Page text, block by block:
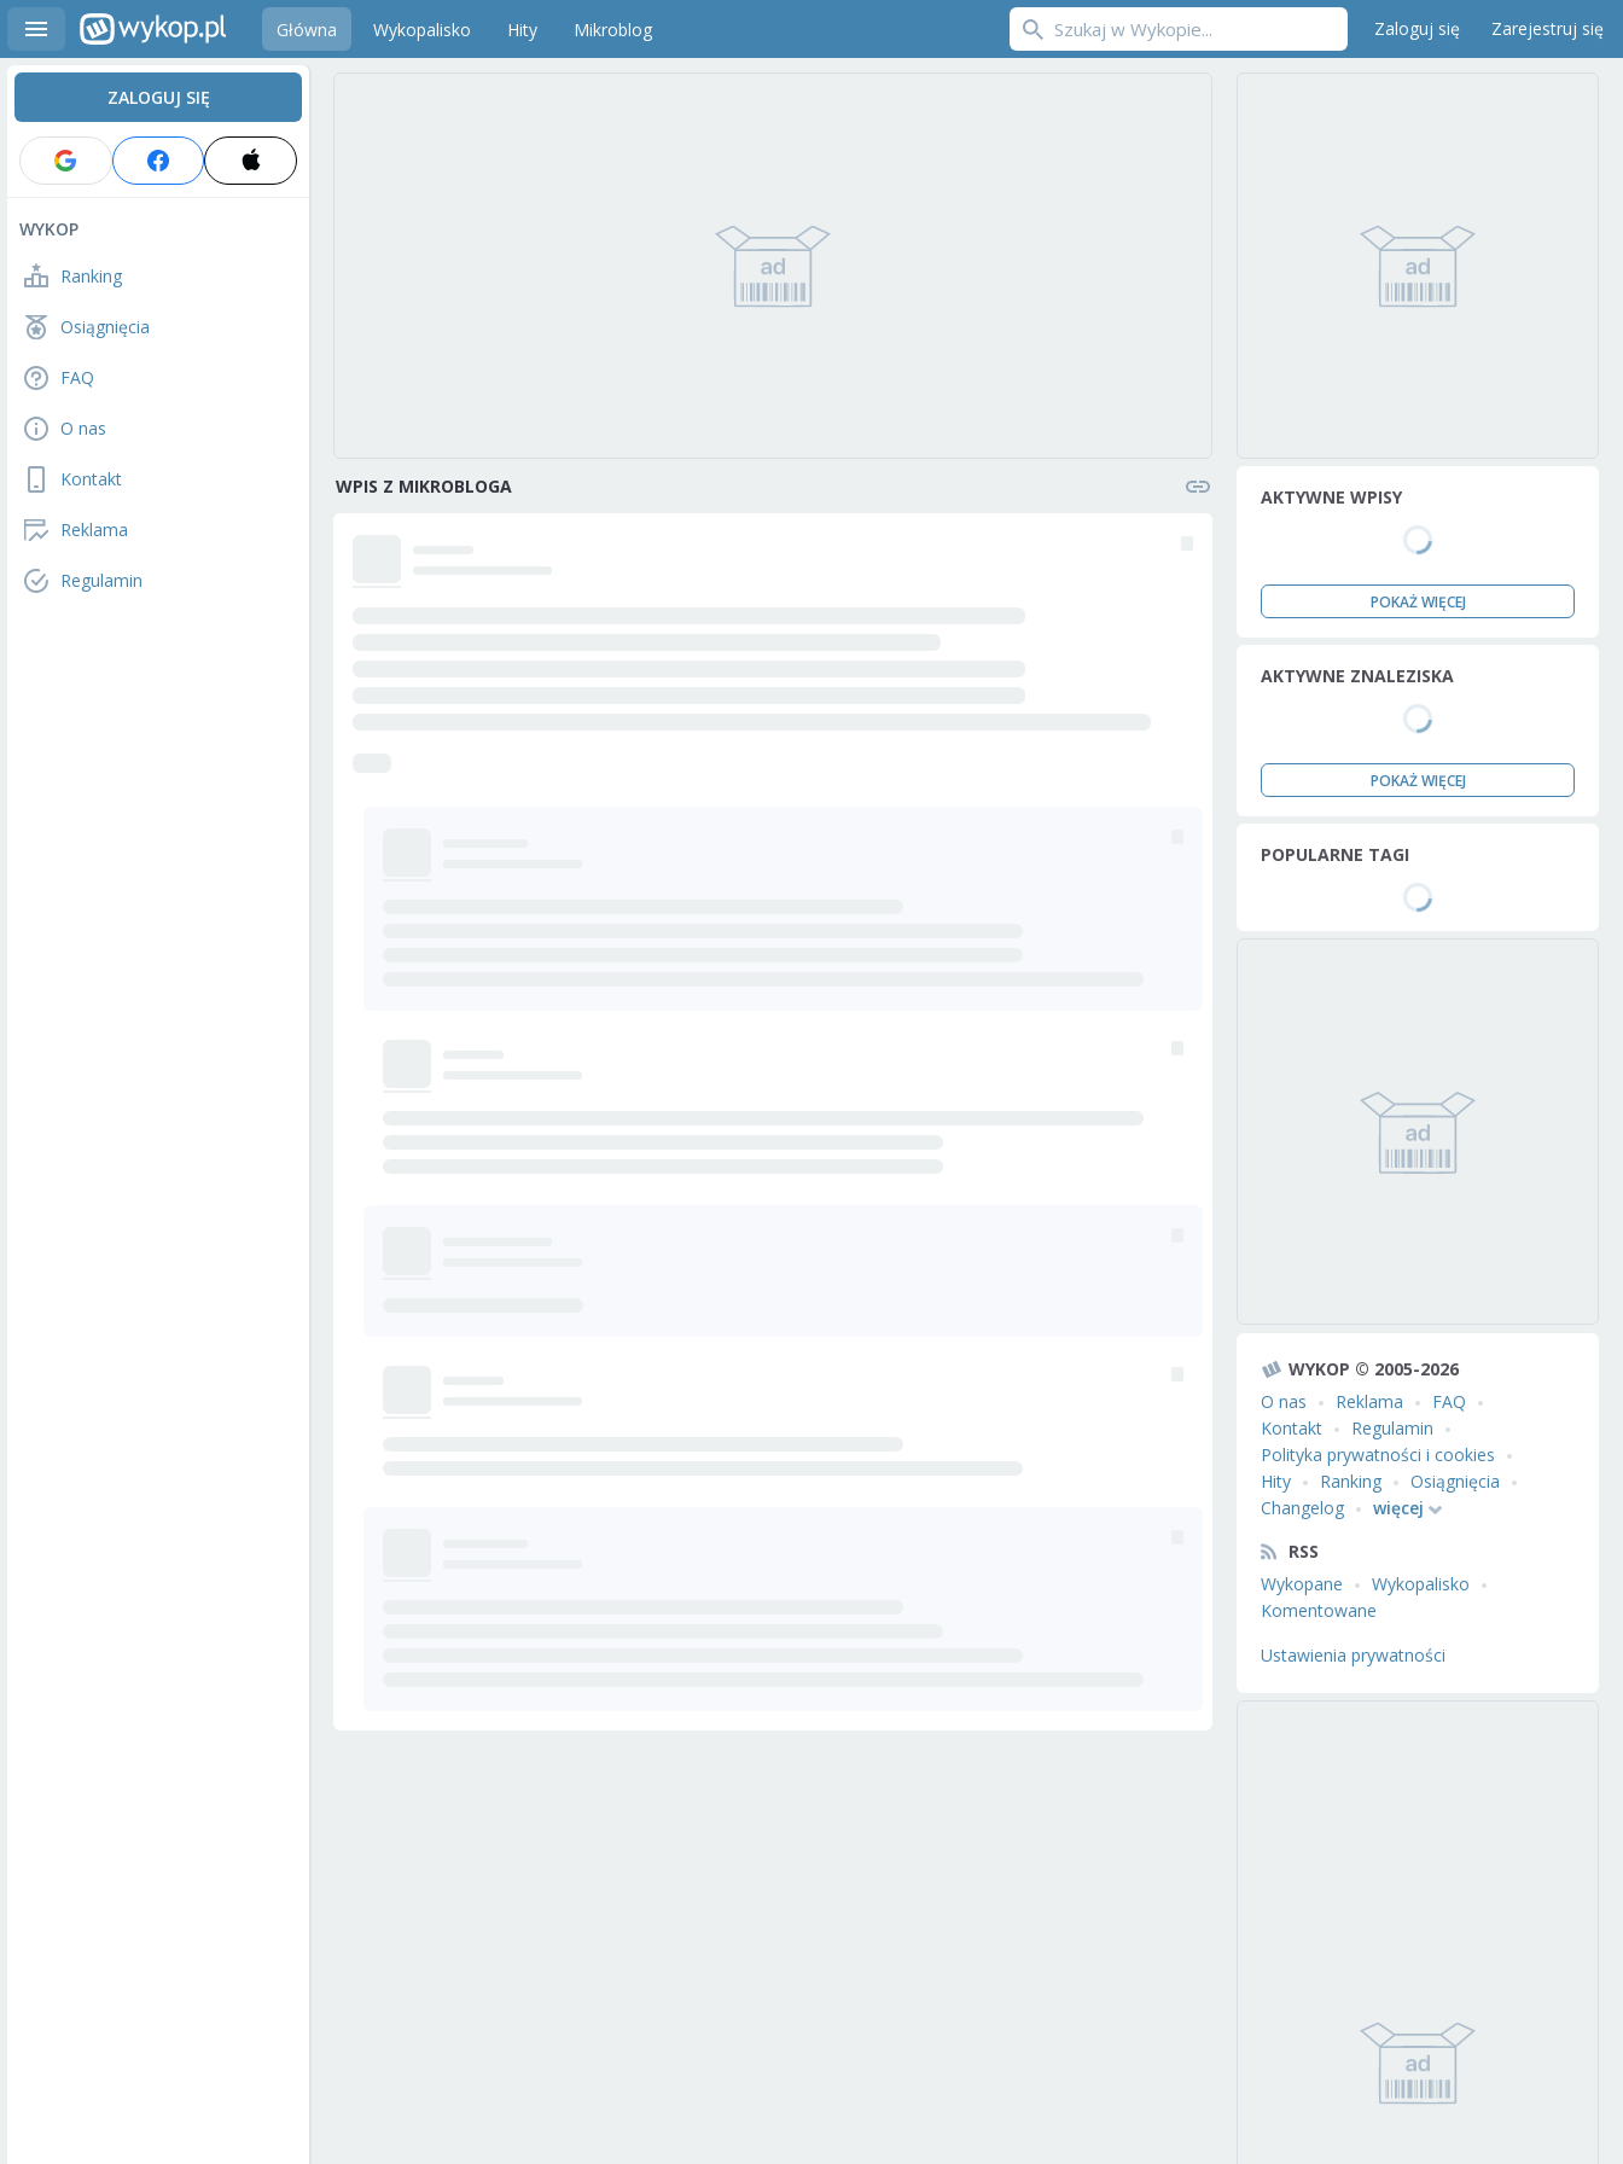
Główna Wykopalisko Hity Mikroblog Zaloguj się Zarejestruj się
ZALOGUJ SIĘ
WYKOP
Ranking
Osiągnięcia
FAQ
O nas
Kontakt
Reklama
Regulamin
WPIS Z MIKROBLOGA AKTYWNE WPISY
POKAŻ WIĘCEJ
AKTYWNE ZNALEZISKA
POKAŻ WIĘCEJ
POPULARNE TAGI
WYKOP © 2005-2026
O nas
Reklama
FAQ
Kontakt
Regulamin
Polityka prywatności i cookies
Hity
Ranking
Osiągnięcia
Changelog
więcej
RSS
Wykopane
Wykopalisko
Komentowane
Ustawienia prywatności